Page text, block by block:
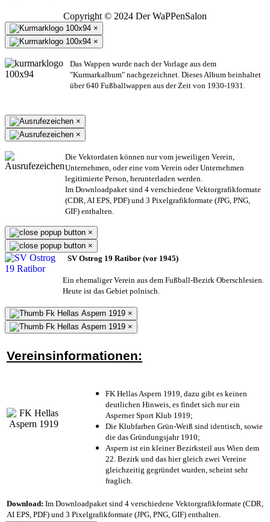
Copyright © 2024 Der WaPPenSalon
×
×
Das Wappen wurde nach der Vorlage aus dem
"Kurmarkalbum" nachgezeichnet. Dieses Album beinhaltet
über 640 Fußballwappen aus der Zeit von 1930-1931.
×
×
Die Vektordaten können nur vom jeweiligen Verein,
Unternehmen, oder eine vom Verein oder Unternehmen
legitimierte Person, herunterladen werden.
Im Downloadpaket sind 4 verschiedene Vektorgrafikformate
(CDR, AI EPS, PDF) und 3 Pixelgrafikformate (JPG, PNG,
GIF) enthalten.
×
×
SV Ostrog 19 Ratibor (vor 1945)
Ein ehemaliger Verein aus dem Fußball-Bezirk Oberschlesien.
Heute ist das Gebiet polnisch.
×
×
Vereinsinformationen:
FK Hellas Aspern 1919, dazu gibt es keinen
deutlichen Hinweis, es findet sich nur ein
Asperner Sport Klub 1919;
Die Klubfarben Grün-Weiß sind identisch, sowie
die das Gründungsjahr 1910;
Aspern ist ein kleiner Bezirksteil aus Wien dem
22. Bezirk und das hier gleich zwei Vereine
gleichzeitig gegründet wurden, scheint sehr
fraglich.
Download: Im Downloadpaket sind 4 verschiedene Vektorgrafikformate (CDR,
AI EPS, PDF) und 3 Pixelgrafikformate (JPG, PNG, GIF) enthalten.